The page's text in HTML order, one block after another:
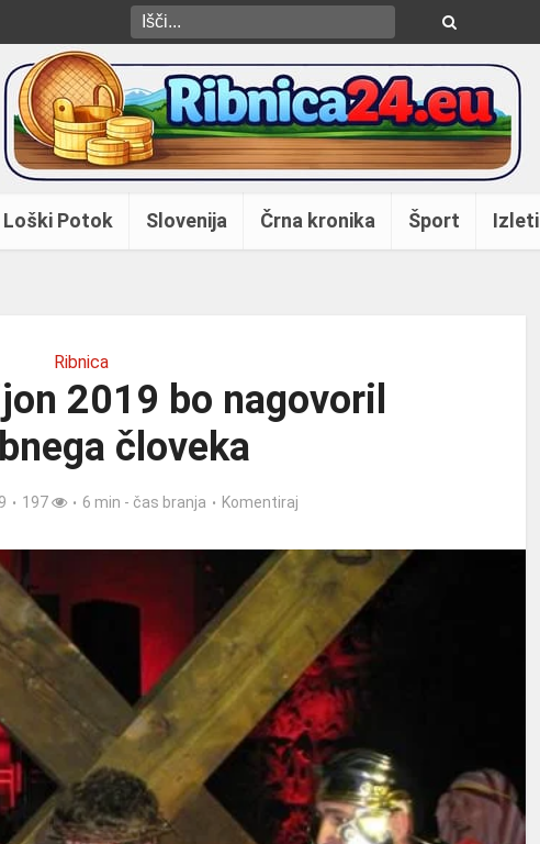
Loški Potok Slovenija Črna kronika Šport Izleti
Ribnica
2019 bo nagovoril
človeka
197 6 min - čas branja Komentiraj